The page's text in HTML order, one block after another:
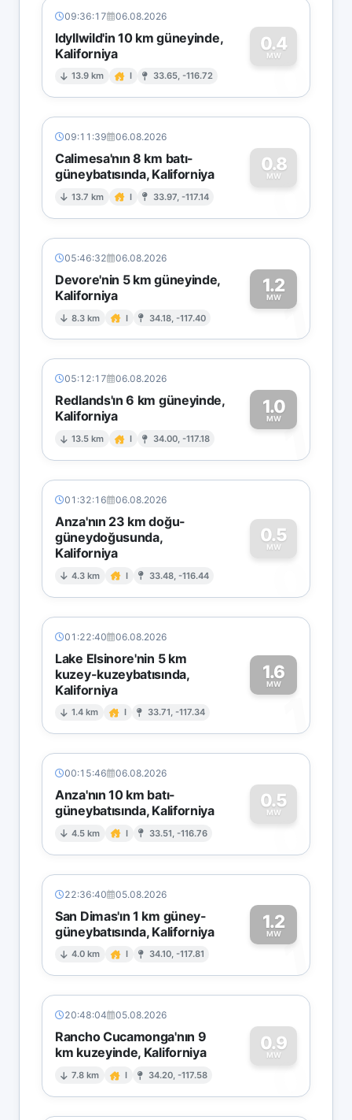
09:36:17 06.08.2026
Idyllwild'in 10 km güneyinde,
Kaliforniya
13.9 km I 33.65, -116.72
0.4
MW
0
09:11:39 06.08.2026
Calimesa'nın 8 km batı-
güneybatısında, Kaliforniya
13.7 km I 33.97, -117.14
0.8
MW
0
05:46:32 06.08.2026
Devore'nin 5 km güneyinde,
Kaliforniya
8.3 km I 34.18, -117.40
1.2
MW1
05:12:17 06.08.2026
Redlands'ın 6 km güneyinde,
Kaliforniya
13.5 km I 34.00, -117.18
1.0
MW1
01:32:16 06.08.2026
Anza'nın 23 km doğu-
güneydoğusunda,
Kaliforniya
4.3 km I 33.48, -116.44
0.5
MW
0
01:22:40 06.08.2026
Lake Elsinore'nin 5 km
kuzey-kuzeybatısında,
Kaliforniya
1.4 km I 33.71, -117.34
1.6
MW
1
00:15:46 06.08.2026
Anza'nın 10 km batı-
güneybatısında, Kaliforniya
4.5 km I 33.51, -116.76
0.5
MW
0
22:36:40 05.08.2026
San Dimas'ın 1 km güney-
güneybatısında, Kaliforniya
4.0 km I 34.10, -117.81
1.2
MW1
20:48:04 05.08.2026
Rancho Cucamonga'nın 9
km kuzeyinde, Kaliforniya
7.8 km I 34.20, -117.58
0.9
MW
0